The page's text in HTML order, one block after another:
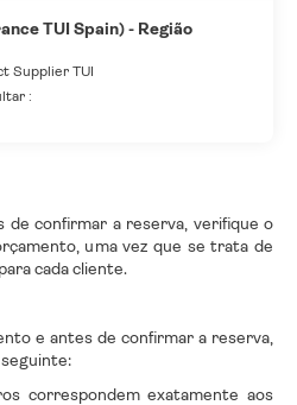
TUI Spain) - Região
Supplier TUI
:
de confirmar a reserva, verifique o
uma vez que se trata de
cada cliente.
e antes de confirmar a reserva,
correspondem exatamente aos